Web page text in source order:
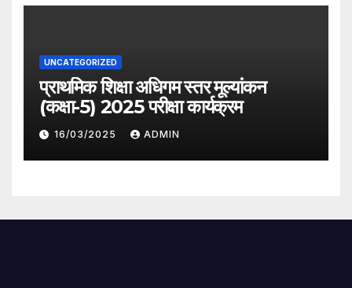
UNCATEGORIZED
प्राथमिक शिक्षा अधिगम स्तर मूल्यांकन
(कक्षा-5) 2025 परीक्षा कार्यक्रम
16/03/2025 ADMIN